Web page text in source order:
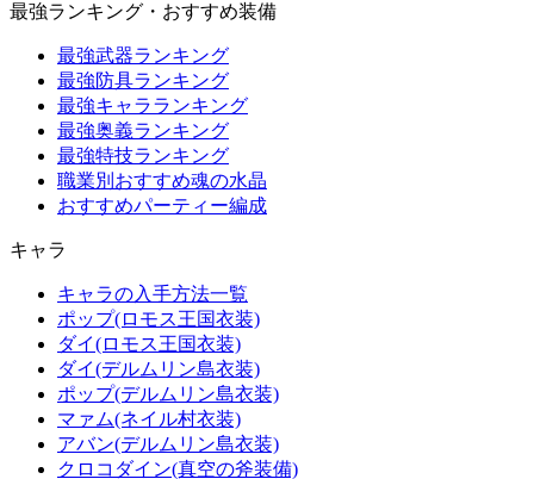
最強ランキング・おすすめ装備
最強武器ランキング
最強防具ランキング
最強キャラランキング
最強奥義ランキング
最強特技ランキング
職業別おすすめ魂の水晶
おすすめパーティー編成
キャラ
キャラの入手方法一覧
ポップ(ロモス王国衣装)
ダイ(ロモス王国衣装)
ダイ(デルムリン島衣装)
ポップ(デルムリン島衣装)
マァム(ネイル村衣装)
アバン(デルムリン島衣装)
クロコダイン(真空の斧装備)